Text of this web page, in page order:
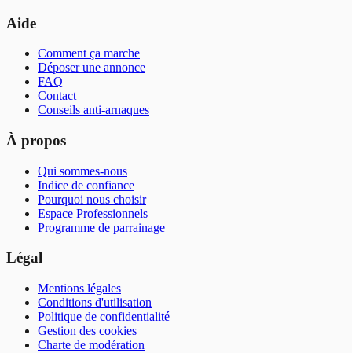
Aide
Comment ça marche
Déposer une annonce
FAQ
Contact
Conseils anti-arnaques
À propos
Qui sommes-nous
Indice de confiance
Pourquoi nous choisir
Espace Professionnels
Programme de parrainage
Légal
Mentions légales
Conditions d'utilisation
Politique de confidentialité
Gestion des cookies
Charte de modération